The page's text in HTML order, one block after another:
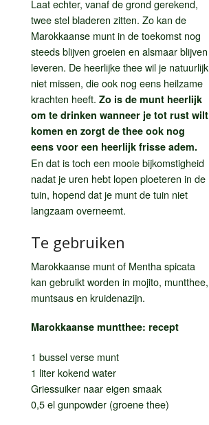
Laat echter, vanaf de grond gerekend,
twee stel bladeren zitten. Zo kan de
Marokkaanse munt in de toekomst nog
steeds blijven groeien en alsmaar blijven
leveren. De heerlijke thee wil je natuurlijk
niet missen, die ook nog eens heilzame
krachten heeft. Zo is de munt heerlijk
om te drinken wanneer je tot rust wilt
komen en zorgt de thee ook nog
eens voor een heerlijk frisse adem.
En dat is toch een mooie bijkomstigheid
nadat je uren hebt lopen ploeteren in de
tuin, hopend dat je munt de tuin niet
langzaam overneemt.
Te gebruiken
Marokkaanse munt of Mentha spicata
kan gebruikt worden in mojito, muntthee,
muntsaus en kruidenazijn.
Marokkaanse muntthee: recept
1 bussel verse munt
1 liter kokend water
Griessuiker naar eigen smaak
0,5 el gunpowder (groene thee)